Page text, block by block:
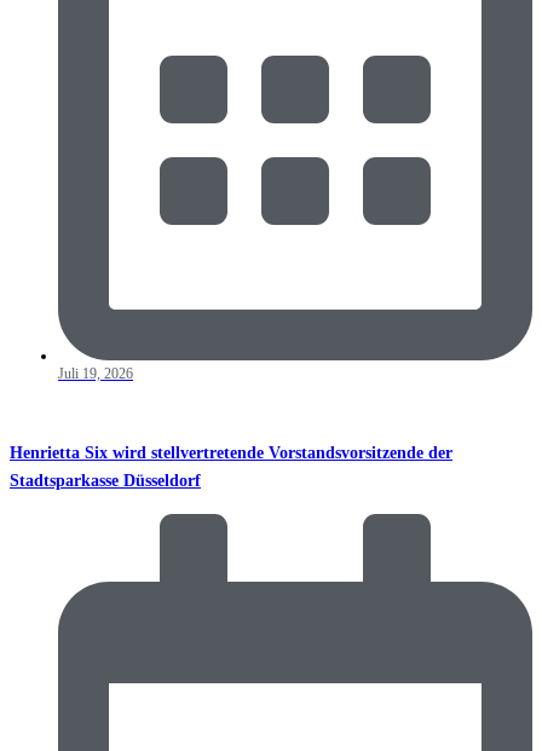
Juli 19, 2026
Henrietta Six wird stellvertretende Vorstandsvorsitzende der
Stadtsparkasse Düsseldorf